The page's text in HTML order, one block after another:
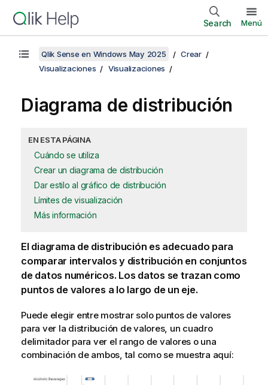
Search Menú
Qlik Sense en Windows May 2025
Crear
Visualizaciones
Visualizaciones
Diagrama de distribución
EN ESTA PÁGINA
Cuándo se utiliza
Crear un diagrama de distribución
Dar estilo al gráfico de distribución
Límites de visualización
Más información
El diagrama de distribución es adecuado para
comparar intervalos y distribución en conjuntos
de datos numéricos. Los datos se trazan como
puntos de valores a lo largo de un eje.
Puede elegir entre mostrar solo puntos de valores
para ver la distribución de valores, un cuadro
delimitador para ver el rango de valores o una
combinación de ambos, tal como se muestra aquí: